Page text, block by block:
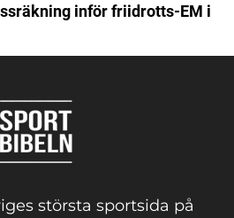
inför friidrotts-EM i
största sportsida på